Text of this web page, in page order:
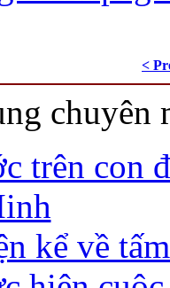
<
chuyên
trên con
kể về